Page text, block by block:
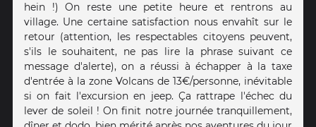
hein !) On reste une petite heure et rentrons au
village. Une certaine satisfaction nous envahît sur le
retour (attention, les respectables citoyens peuvent,
s'ils le souhaitent, ne pas lire la phrase suivant ce
message d'alerte), on a réussi à échapper à la taxe
d'entrée à la zone Volcans de 13€/personne, inévitable
si on fait l'excursion en jeep. Ça rattrape l'échec du
lever de soleil ! On finit notre journée tranquillement,